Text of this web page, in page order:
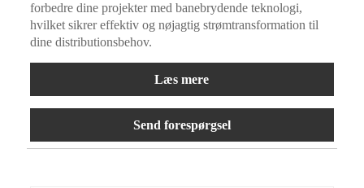
forbedre dine projekter med banebrydende teknologi,
hvilket sikrer effektiv og nøjagtig strømtransformation til
dine distributionsbehov.
Læs mere
Send forespørgsel